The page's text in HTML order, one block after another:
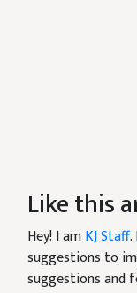
Like this
Hey! I amKJ Staff.
suggestions to
suggestions and